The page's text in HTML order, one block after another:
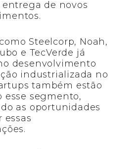
entrega de novos
Steelcorp, Noah,
e TecVerde já
desenvolvimento
industrializada no
também estão
esse segmento,
as oportunidades
essas